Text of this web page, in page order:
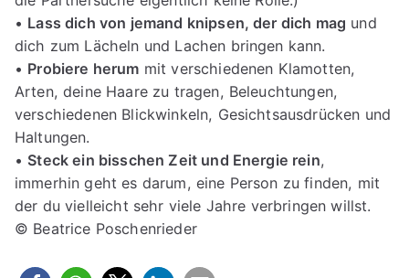
• Lass dich von jemand knipsen, der dich mag und
dich zum Lächeln und Lachen bringen kann.
• Probiere herum mit verschiedenen Klamotten,
Arten, deine Haare zu tragen, Beleuchtungen,
verschiedenen Blickwinkeln, Gesichtsausdrücken und
Haltungen.
• Steck ein bisschen Zeit und Energie rein,
immerhin geht es darum, eine Person zu finden, mit
der du vielleicht sehr viele Jahre verbringen willst.
© Beatrice Poschenrieder